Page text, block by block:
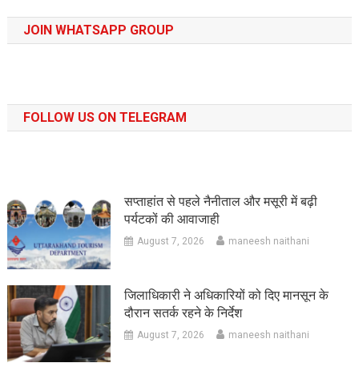
JOIN WHATSAPP GROUP
FOLLOW US ON TELEGRAM
सप्ताहांत से पहले नैनीताल और मसूरी में बढ़ी
पर्यटकों की आवाजाही
August 7, 2026 maneesh naithani
जिलाधिकारी ने अधिकारियों को दिए मानसून के
दौरान सतर्क रहने के निर्देश
August 7, 2026 maneesh naithani